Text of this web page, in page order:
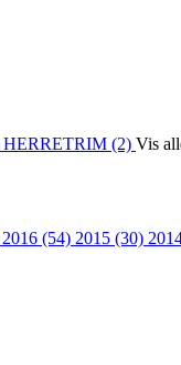
HERRETRIM (2) Vis
2016 (54) 2015 (30)